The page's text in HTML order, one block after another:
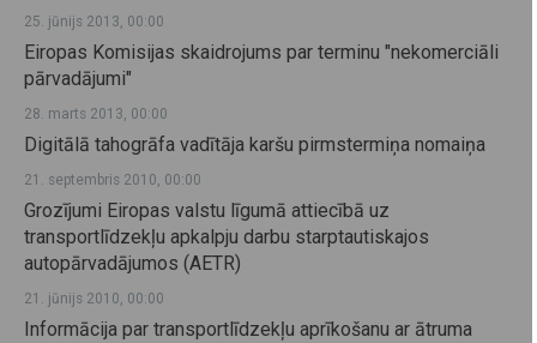
25. jūnijs 2013, 00:00
Eiropas Komisijas skaidrojums par terminu "nekomerciāli
pārvadājumi"
28. marts 2013, 00:00
Digitālā tahogrāfa vadītāja karšu pirmstermiņa nomaiņa
21. septembris 2010, 00:00
Grozījumi Eiropas valstu līgumā attiecībā uz
transportlīdzekļu apkalpju darbu starptautiskajos
autopārvadājumos (AETR)
21. jūnijs 2010, 00:00
Informācija par transportlīdzekļu aprīkošanu ar ātruma